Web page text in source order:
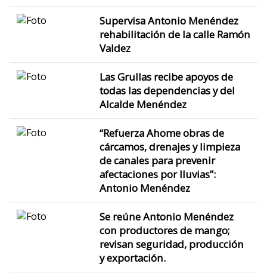
Supervisa Antonio Menéndez
rehabilitación de la calle Ramón
Valdez
Las Grullas recibe apoyos de
todas las dependencias y del
Alcalde Menéndez
“Refuerza Ahome obras de
cárcamos, drenajes y limpieza
de canales para prevenir
afectaciones por lluvias”:
Antonio Menéndez
Se reúne Antonio Menéndez
con productores de mango;
revisan seguridad, producción
y exportación.